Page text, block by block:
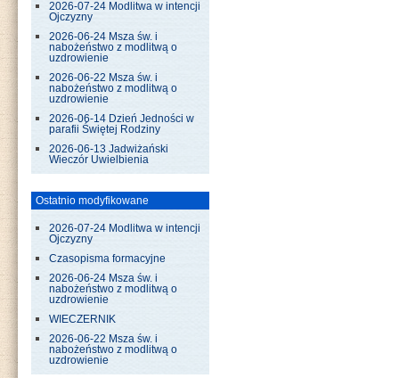
2026-07-24 Modlitwa w intencji
Ojczyzny
2026-06-24 Msza św. i
nabożeństwo z modlitwą o
uzdrowienie
2026-06-22 Msza św. i
nabożeństwo z modlitwą o
uzdrowienie
2026-06-14 Dzień Jedności w
parafii Świętej Rodziny
2026-06-13 Jadwiżański
Wieczór Uwielbienia
Ostatnio modyfikowane
2026-07-24 Modlitwa w intencji
Ojczyzny
Czasopisma formacyjne
2026-06-24 Msza św. i
nabożeństwo z modlitwą o
uzdrowienie
WIECZERNIK
2026-06-22 Msza św. i
nabożeństwo z modlitwą o
uzdrowienie